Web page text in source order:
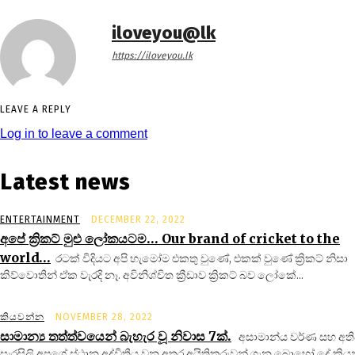
iloveyou@lk
https://iloveyou.lk
LEAVE A REPLY
Log in to leave a comment
Latest news
ENTERTAINMENT DECEMBER 22, 2022
අපේ ක්‍රිකට් මුළු ලෝකයටම… Our brand of cricket to the
world… රටක් විදියට අපි හැමෝම එකතු වුණේ, එකක් වුණේ ක්‍රිකට් නිසා
කිව්වොතින් ඒක වැරදි නෑ. අවිනිශ්චිත ක්‍රීඩාව ක්‍රිකට් බව ලෝකේ...
කියවන්න NOVEMBER 28, 2022
සාමාන්‍ය තත්ත්වයෙන් බැහැර වූ නිවාස 7ක්. අසාමාන්ය වර්ණ සහ